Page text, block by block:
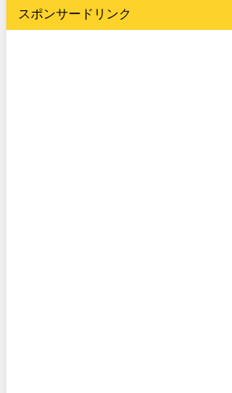
スポンサードリンク